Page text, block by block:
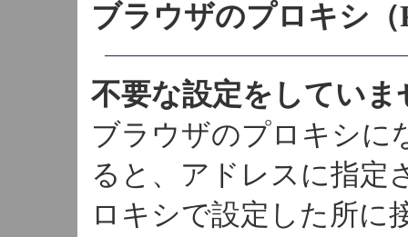
ブラウザのプロキシ
不要な設定をしていま
ブラウザのプロキシに
ると、アドレスに指定
ロキシで設定した所に